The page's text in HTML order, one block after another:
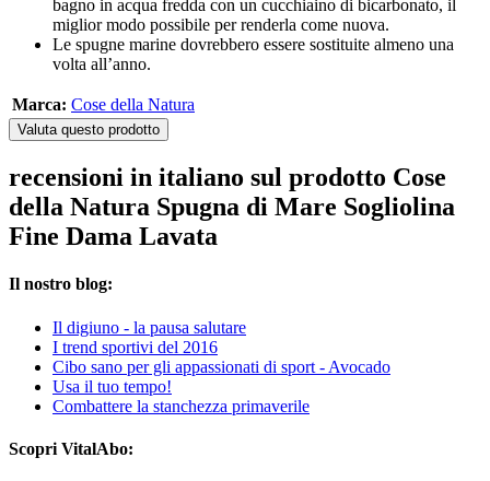
bagno in acqua fredda con un cucchiaino di bicarbonato, il
miglior modo possibile per renderla come nuova.
Le spugne marine dovrebbero essere sostituite almeno una
volta all’anno.
Marca: Cose della Natura
Valuta questo prodotto
recensioni in italiano sul prodotto Cose
della Natura Spugna di Mare Sogliolina
Fine Dama Lavata
Il nostro blog:
Il digiuno - la pausa salutare
I trend sportivi del 2016
Cibo sano per gli appassionati di sport - Avocado
Usa il tuo tempo!
Combattere la stanchezza primaverile
Scopri VitalAbo: